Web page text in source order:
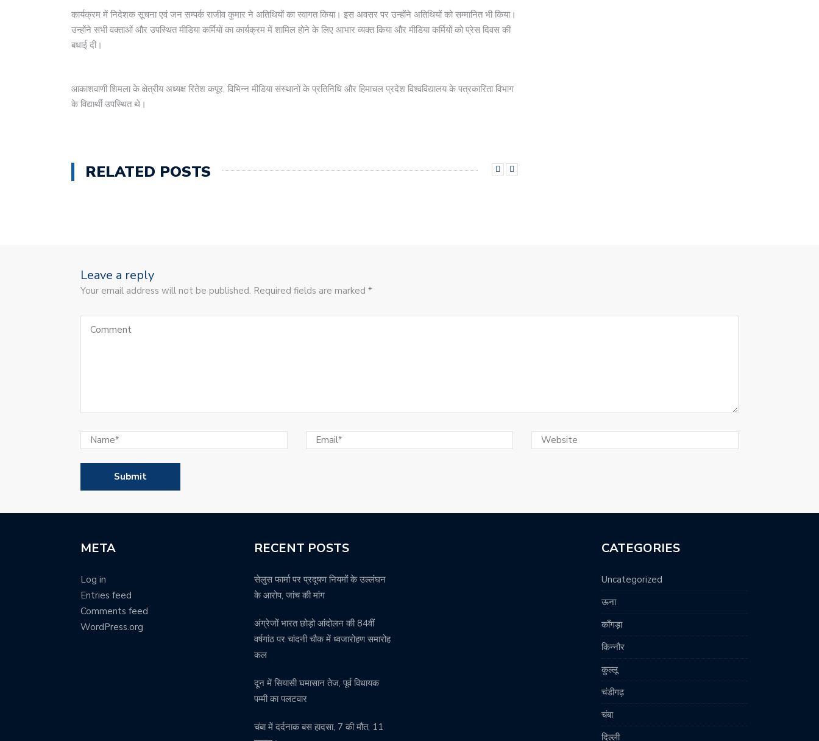
कार्यक्रम में निदेशक सूचना एवं जन सम्पर्क राजीव कुमार ने अतिथियों का स्वागत किया। इस अवसर पर उन्होंने अतिथियों को सम्मानित भी किया।
उन्होंने सभी वक्ताओं और उपस्थित मीडिया कर्मियों का कार्यक्रम में शामिल होने के लिए आभार व्यक्त किया और मीडिया कर्मियों को प्रेस दिवस की
बधाई दी।
आकाशवाणी शिमला के क्षेत्रीय अध्यक्ष रितेश कपूर, विभिन्न मीडिया संस्थानों के प्रतिनिधि और हिमाचल प्रदेश विश्वविद्यालय के पत्रकारिता विभाग
के विद्यार्थी उपस्थित थे।
RELATED POSTS
Leave a reply
Your email address will not be published. Required fields are marked *
META
Log in
Entries feed
Comments feed
WordPress.org
RECENT POSTS
सेलुस फार्मा पर प्रदूषण नियमों के उल्लंघन
के आरोप, जांच की मांग
अंग्रेजों भारत छोड़ो आंदोलन की 84वीं
वर्षगांठ पर चांदनी चौक में ध्वजारोहण समारोह
कल
दून में सियासी घमासान तेज, पूर्व विधायक
पम्मी का पलटवार
चंबा में दर्दनाक बस हादसा, 7 की मौत, 11
CATEGORIES
Uncategorized
ऊना
काँगड़ा
किन्नौर
कुल्लू
चंडीगढ़
चंबा
दिल्ली